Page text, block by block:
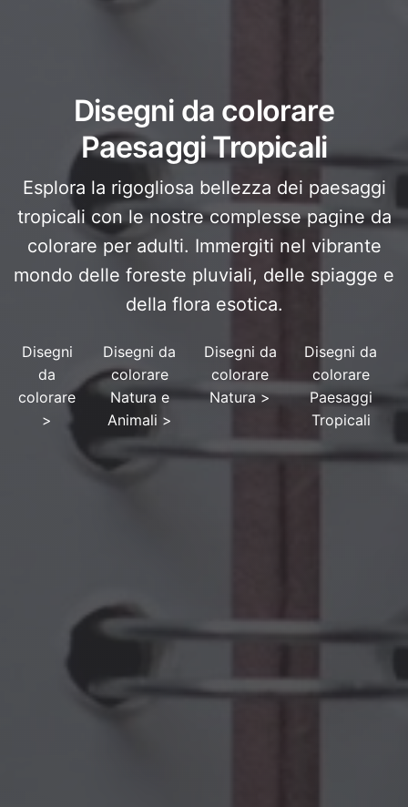
Disegni da colorare
Paesaggi Tropicali
Esplora la rigogliosa bellezza dei paesaggi
tropicali con le nostre complesse pagine da
colorare per adulti. Immergiti nel vibrante
mondo delle foreste pluviali, delle spiagge e
della flora esotica.
Disegni
da
colorare
>
Disegni da
colorare
Natura e
Animali >
Disegni da
colorare
Natura>
Disegni da
colorare
Paesaggi
Tropicali